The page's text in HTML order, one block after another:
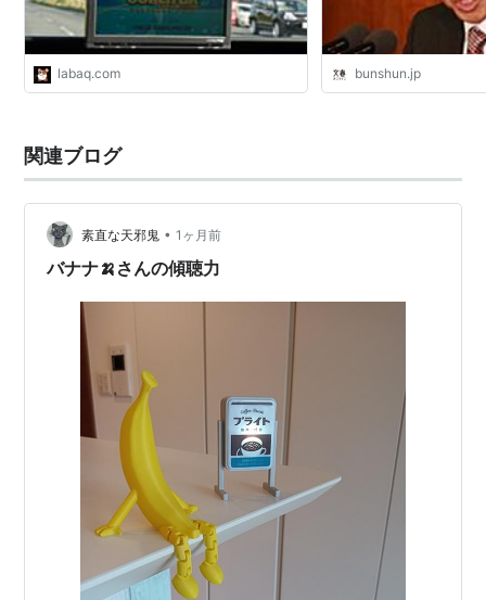
labaq.com bunshun.jp
関連ブログ
素直な天邪鬼 • 1ヶ月前
バナナ🍌さんの傾聴力